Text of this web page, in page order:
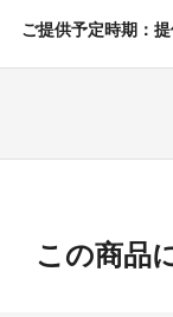
ご提供予定時期：
この商品